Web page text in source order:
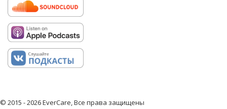
© 2015 - 2026 EverCare, Все права защищены